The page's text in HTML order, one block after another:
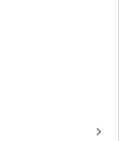
keyboard_arrow_right